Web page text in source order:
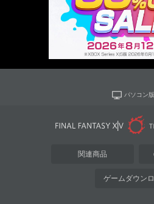
パソコン
関連商品
ゲームダウン